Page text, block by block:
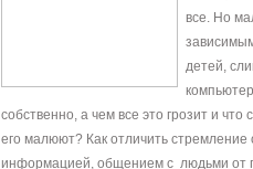
все. Но
детей,
собственно, а чем все это грозит и
его малюют? Как отличить
информацией, общением с людьми от